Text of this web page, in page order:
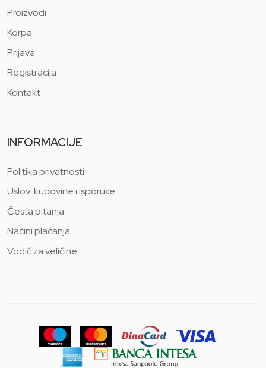
Proizvodi
Korpa
Prijava
Registracija
Kontakt
INFORMACIJE
Politika privatnosti
Uslovi kupovine i isporuke
Česta pitanja
Načini plaćanja
Vodič za veličine